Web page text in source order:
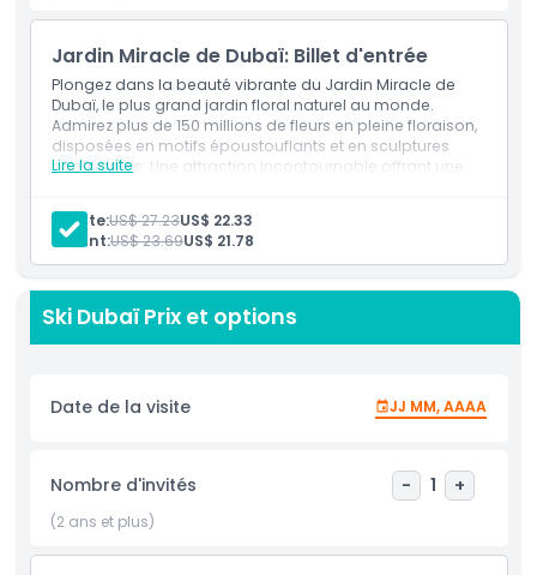
À savoir
Emplacement
Politique d'annulation
Jardin Miracle de Dubaï: Billet d'entrée
Plongez dans la beauté vibrante du Jardin Miracle de
Dubaï, le plus grand jardin floral naturel au monde.
Admirez plus de 150 millions de fleurs en pleine floraison,
disposées en motifs époustouflants et en sculptures
captivantes. Une attraction incontournable offrant une
Lire la suite
Inclus
Admission au Jardin Miracle de Dubaï avec accès à
toutes les zones générales et aux présentations
Possibilité d'explorer plus de 109 millions de fleurs en
pleine floraison sur 72 000 mètres carrés
Accès aux attractions emblématiques, y compris la
Promenez-vous à travers des jardins thématiques et
profitez d'agencements floraux uniques et
avril (fermé pendant les mois d'été)
Adulte:US$ 27.23US$ 22.33
Enfant:US$ 23.69US$ 21.78
Ski Dubaï Prix et options
Date de la visite JJ MM, AAAA
Nombre d'invités - 1 +
(2 ans et plus)